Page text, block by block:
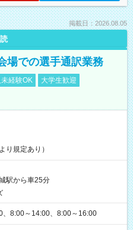
掲載日：2026.08.05
場での選手通訳業務
経験OK
大学生歓迎
り規定あり）
駅から車25分
8:00～14:00、8:00～16:00